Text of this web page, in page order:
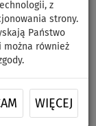
z
strony.
Państwo
również
WIĘCEJ
super
Next